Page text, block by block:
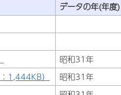
データの年(年度)
昭和31年
1,444KB）
昭和31年